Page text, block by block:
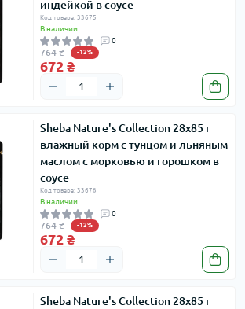
индейкой в соусе
Код товара: 33675
В наличии
0
764 ₴ -12%
672 ₴
Sheba Nature's Collection 28х85 г
влажный корм с тунцом и льняным
маслом с морковью и горошком в
соусе
Код товара: 33678
В наличии
0
764 ₴ -12%
672 ₴
Sheba Nature's Collection 28х85 г